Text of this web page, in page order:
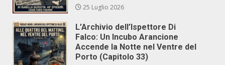
25 Luglio 2026
L’Archivio dell’Ispettore Di
Falco: Un Incubo Arancione
Accende la Notte nel Ventre del
Porto (Capitolo 33)